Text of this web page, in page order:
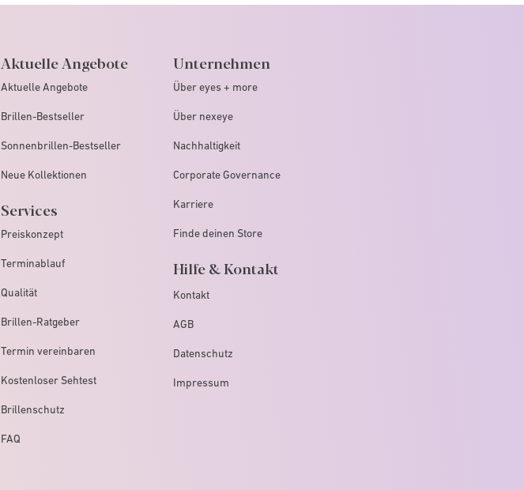
Aktuelle Angebote
Aktuelle Angebote
Brillen-Bestseller
Sonnenbrillen-Bestseller
Neue Kollektionen
Services
Preiskonzept
Terminablauf
Qualität
Brillen-Ratgeber
Termin vereinbaren
Kostenloser Sehtest
Brillenschutz
FAQ
Unternehmen
Über eyes + more
Über nexeye
Nachhaltigkeit
Corporate Governance
Karriere
Finde deinen Store
Hilfe & Kontakt
Kontakt
AGB
Datenschutz
Impressum